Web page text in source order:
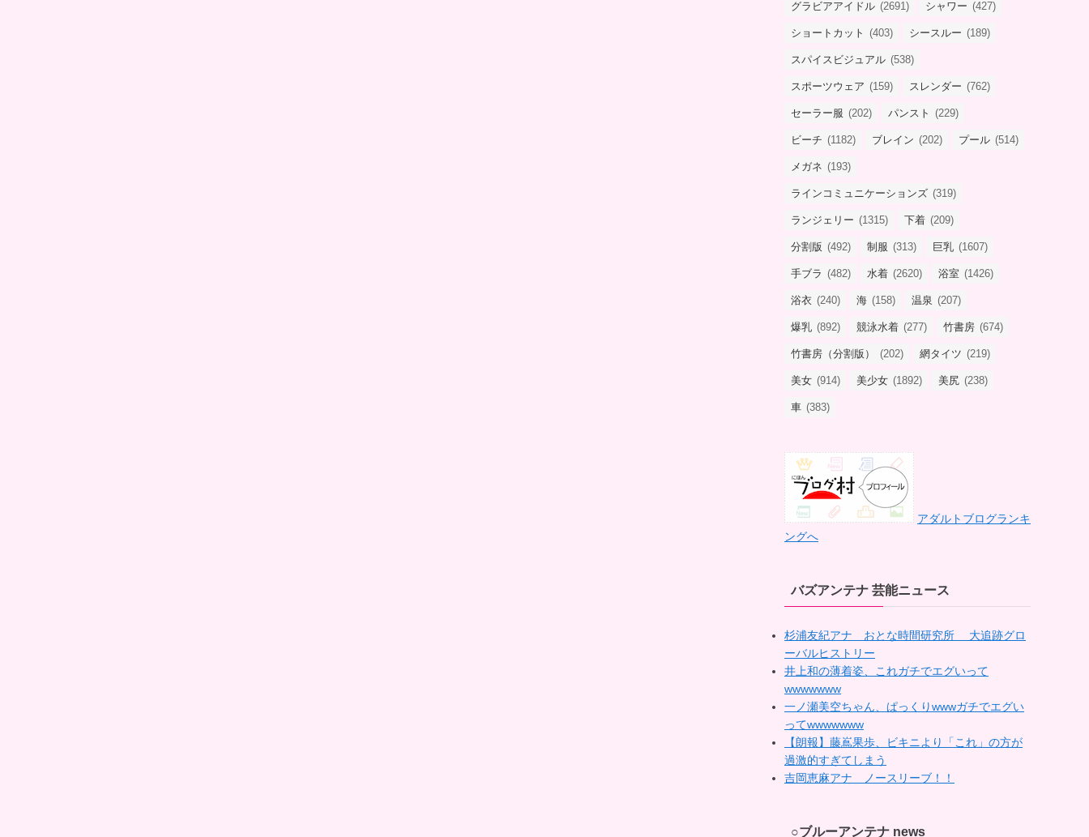
グラビアアイドル (2691) シャワー (427)
ショートカット (403) シースルー (189)
スパイスビジュアル (538)
スポーツウェア (159) スレンダー (762)
セーラー服 (202) パンスト (229)
ビーチ (1182) ブレイン (202) プール (514)
メガネ (193)
ラインコミュニケーションズ (319)
ランジェリー (1315) 下着 (209)
分割版 (492) 制服 (313) 巨乳 (1607)
手ブラ (482) 水着 (2620) 浴室 (1426)
浴衣 (240) 海 (158) 温泉 (207)
爆乳 (892) 競泳水着 (277) 竹書房 (674)
竹書房（分割版） (202) 網タイツ (219)
美女 (914) 美少女 (1892) 美尻 (238)
車 (383)
アダルトブログランキ
ングへ
バズアンテナ 芸能ニュース
杉浦友紀アナ おとな時間研究所 大追跡グロ
ーバルヒストリー
井上和の薄着姿、これガチでエグいって
wwwwwww
一ノ瀬美空ちゃん、ぱっくりwwwガチでエグい
ってwwwwwww
【朗報】藤嶌果歩、ビキニより「これ」の方が
過激的すぎてしまう
吉岡恵麻アナ ノースリーブ！！
○ブルーアンテナ news